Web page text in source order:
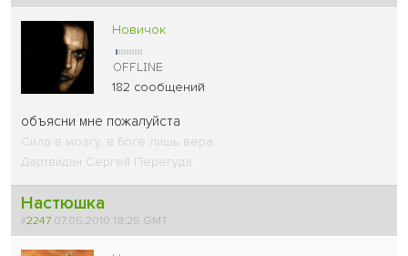
Новичок
182 сообщений
объясни мне пожалуйста
Сила в мозгу, в Боге лишь вера.
Дартвидан Сергей Перегуда
Настюшка
#2247 07.05.2010 18:25 GMT